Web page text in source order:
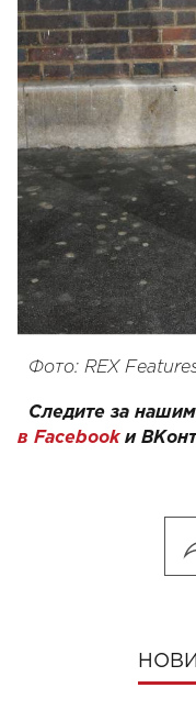
Фото: REX
Следите за
в Facebookи